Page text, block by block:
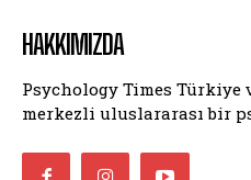
HAKKIMIZDA
Psychology Times
merkezli uluslararası bir